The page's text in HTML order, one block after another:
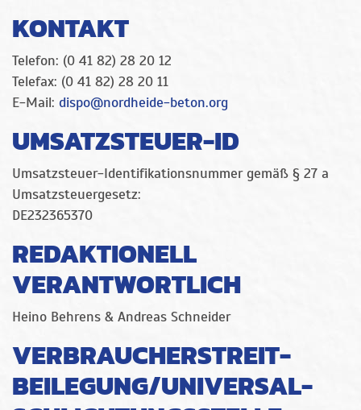
KONTAKT
Telefon: (0 41 82) 28 20 12
Telefax: (0 41 82) 28 20 11
E-Mail: dispo@nordheide-beton.org
UMSATZSTEUER-ID
Umsatzsteuer-Identifikationsnummer gemäß § 27 a
Umsatzsteuergesetz:
DE232365370
REDAKTIONELL
VERANTWORTLICH
Heino Behrens & Andreas Schneider
VERBRAUCHER­STREIT­
BEILEGUNG/UNIVERSAL­